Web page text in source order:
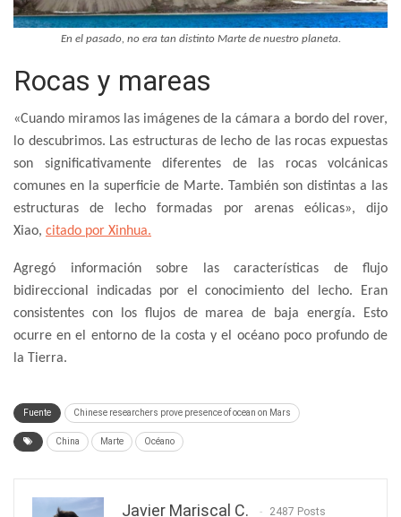
En el pasado, no era tan distinto Marte de nuestro planeta.
Rocas y mareas
«Cuando miramos las imágenes de la cámara a bordo del rover,
lo descubrimos. Las estructuras de lecho de las rocas expuestas
son significativamente diferentes de las rocas volcánicas
comunes en la superficie de Marte. También son distintas a las
estructuras de lecho formadas por arenas eólicas», dijo
Xiao, citado por Xinhua.
Agregó información sobre las características de flujo
bidireccional indicadas por el conocimiento del lecho. Eran
consistentes con los flujos de marea de baja energía. Esto
ocurre en el entorno de la costa y el océano poco profundo de
la Tierra.
Fuente Chinese researchers prove presence of ocean on Mars
China Marte Océano
Javier Mariscal C. 2487 Posts